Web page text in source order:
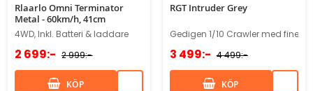
Rlaarlo Omni Terminator
Metal - 60km/h, 41cm
4WD, Inkl. Batteri & laddare
2 699:- 2 999:-
KÖP
RGT Intruder Grey
Gedigen 1/10 Crawler med
3 499:- 4 499:-
KÖP